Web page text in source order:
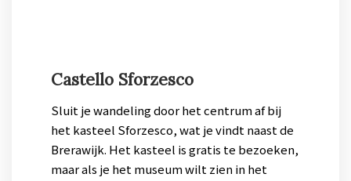
Castello Sforzesco
Sluit je wandeling door het centrum af bij
het kasteel Sforzesco, wat je vindt naast de
Brerawijk. Het kasteel is gratis te bezoeken,
maar als je het museum wilt zien in het